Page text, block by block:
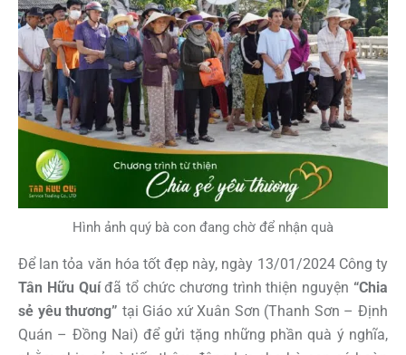
Hình ảnh quý bà con đang chờ để nhận quà
Để lan tỏa văn hóa tốt đẹp này, ngày 13/01/2024 Công ty
Tân Hữu Quíđã tổ chức chương trình thiện nguyện “Chia
sẻ yêu thương” tại Giáo xứ Xuân Sơn (Thanh Sơn – Định
Quán – Đồng Nai) để gửi tặng những phần quà ý nghĩa,